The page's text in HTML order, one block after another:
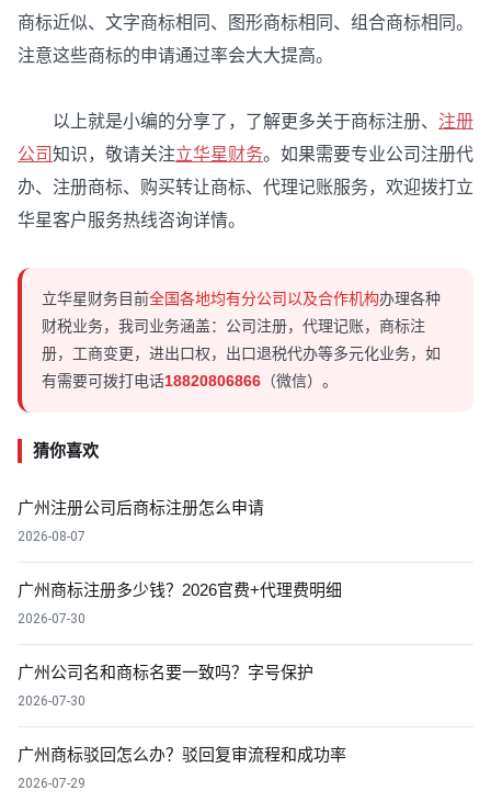
商标近似、文字商标相同、图形商标相同、组合商标相同。
注意这些商标的申请通过率会大大提高。
以上就是小编的分享了，了解更多关于商标注册、 注册
公司知识，敬请关注立华星财务。如果需要专业公司注册代
办、注册商标、购买转让商标、代理记账服务，欢迎拨打立
华星客户服务热线咨询详情。
立华星财务目前全国各地均有分公司以及合作机构办理各种
财税业务，我司业务涵盖：公司注册，代理记账，商标注
册，工商变更，进出口权，出口退税代办等多元化业务，如
有需要可拨打电话18820806866 （微信）。
猜你喜欢
广州注册公司后商标注册怎么申请
2026-08-07
广州商标注册多少钱？2026官费+代理费明细
2026-07-30
广州公司名和商标名要一致吗？字号保护
2026-07-30
广州商标驳回怎么办？驳回复审流程和成功率
2026-07-29